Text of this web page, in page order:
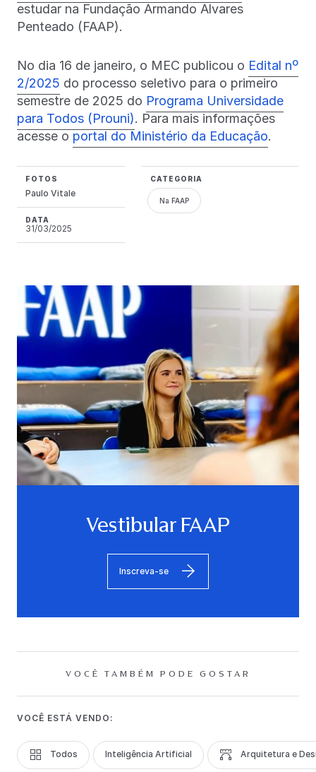
estudar na Fundação Armando Alvares
Penteado (FAAP).
No dia 16 de janeiro, o MEC publicou o Edital nº
2/2025 do processo seletivo para o primeiro
semestre de 2025 do Programa Universidade
para Todos (Prouni). Para mais informações
acesse o portal do Ministério da Educação.
FOTOS
Paulo Vitale
DATA
31/03/2025
CATEGORIA
Na FAAP
Vestibular FAAP
Inscreva-se
VOCÊ TAMBÉM PODE GOSTAR
VOCÊ ESTÁ VENDO:
Todos Inteligência Artificial Arquitetura e